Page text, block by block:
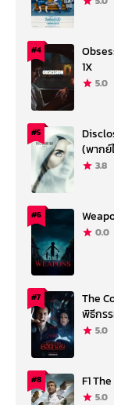
#4
1X
5.0
#5
(พากย์
3.8
#6
0.0
#7
The
พิธีกร
5.0
#8 F1
5.0